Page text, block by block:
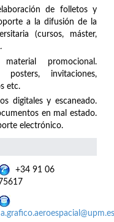
de folletos y
a la difusión de la
(cursos, máster,
promocional.
posters, invitaciones,
etc.
digitales y escaneado.
en mal estado.
electrónico.
+34 91 06
a.grafico.aeroespacial@upm.es